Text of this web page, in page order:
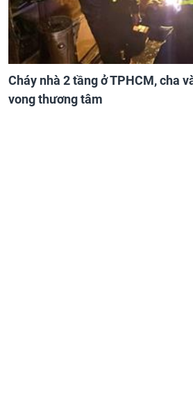
Cháy nhà 2 tầng ở TPHCM, cha
vong thương tâm